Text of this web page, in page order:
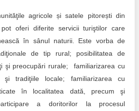
agricole și satele pitorești din
pot oferi diferite servicii turiştilor care
în sânul naturii. Este vorba de
de tip rural; posibilitatea de
şi preocupări rurale; familiarizarea cu
şi tradiţiile locale; familiarizarea cu
în localitatea dată, precum şi
a doritorilor la procesul